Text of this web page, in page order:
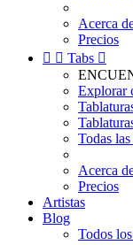
Acerca
Precios
  Tabs 
Explorar
Todas
Acerca
Precios
Artistas
Blog
Todos